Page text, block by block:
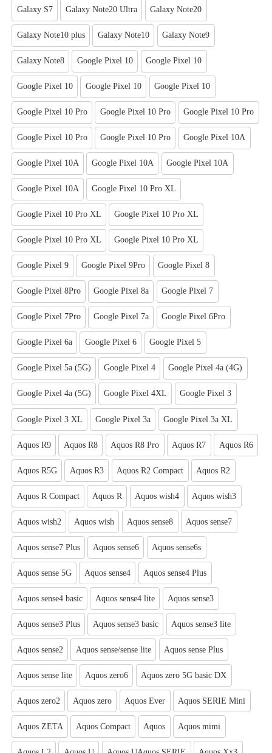
Galaxy S7 Galaxy Note20 Ultra Galaxy Note20
Galaxy Note10 plus Galaxy Note10 Galaxy Note9
Galaxy Note8 Google Pixel 10 Google Pixel 10
Google Pixel 10 Google Pixel 10 Google Pixel 10
Google Pixel 10 Pro Google Pixel 10 Pro Google Pixel 10 Pro
Google Pixel 10 Pro Google Pixel 10 Pro Google Pixel 10A
Google Pixel 10A Google Pixel 10A Google Pixel 10A
Google Pixel 10A Google Pixel 10 Pro XL
Google Pixel 10 Pro XL Google Pixel 10 Pro XL
Google Pixel 10 Pro XL Google Pixel 10 Pro XL
Google Pixel 9 Google Pixel 9Pro Google Pixel 8
Google Pixel 8Pro Google Pixel 8a Google Pixel 7
Google Pixel 7Pro Google Pixel 7a Google Pixel 6Pro
Google Pixel 6a Google Pixel 6 Google Pixel 5
Google Pixel 5a (5G) Google Pixel 4 Google Pixel 4a (4G)
Google Pixel 4a (5G) Google Pixel 4XL Google Pixel 3
Google Pixel 3 XL Google Pixel 3a Google Pixel 3a XL
Aquos R9 Aquos R8 Aquos R8 Pro Aquos R7 Aquos R6
Aquos R5G Aquos R3 Aquos R2 Compact Aquos R2
Aquos R Compact Aquos R Aquos wish4 Aquos wish3
Aquos wish2 Aquos wish Aquos sense8 Aquos sense7
Aquos sense7 Plus Aquos sense6 Aquos sense6s
Aquos sense 5G Aquos sense4 Aquos sense4 Plus
Aquos sense4 basic Aquos sense4 lite Aquos sense3
Aquos sense3 Plus Aquos sense3 basic Aquos sense3 lite
Aquos sense2 Aquos sense/sense lite Aquos sense Plus
Aquos sense lite Aquos zero6 Aquos zero 5G basic DX
Aquos zero2 Aquos zero Aquos Ever Aquos SERIE Mini
Aquos ZETA Aquos Compact Aquos Aquos mimi